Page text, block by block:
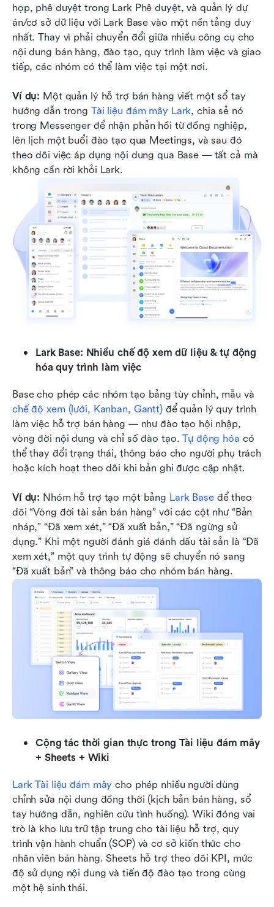
họp, phê duyệt trong Lark Phê duyệt, và quản lý dự
án/cơ sở dữ liệu với Lark Base vào một nền tảng duy
nhất. Thay vì phải chuyển đổi giữa nhiều công cụ cho
nội dung bán hàng, đào tạo, quy trình làm việc và giao
tiếp, các nhóm có thể làm việc tại một nơi.
Ví dụ: Một quản lý hỗ trợ bán hàng viết một sổ tay
hướng dẫn trong Tài liệu đám mây Lark, chia sẻ nó
trong Messenger để nhận phản hồi từ đồng nghiệp,
lên lịch một buổi đào tạo qua Meetings, và sau đó
theo dõi việc áp dụng nội dung qua Base — tất cả mà
không cần rời khỏi Lark.
Lark Base: Nhiều chế độ xem dữ liệu & tự động
hóa quy trình làm việc
chế độ xem (lưới, Kanban, Gantt) để quản lý quy trình
làm việc hỗ trợ bán hàng — như đào tạo hội nhập,
vòng đời nội dung và chỉ số đào tạo. Tự động hóa có
thể thay đổi trạng thái, thông báo cho người phụ trách
hoặc kích hoạt theo dõi khi bản ghi được cập nhật.
Ví dụ: Nhóm hỗ trợ tạo một bảng Lark Base để theo
dõi “Vòng đời tài sản bán hàng” với các cột như “Bản
nháp,” “Đã xem xét,” “Đã xuất bản,” “Đã ngừng sử
dụng.” Khi một người đánh giá đánh dấu tài sản là “Đã
xem xét,” một quy trình tự động sẽ chuyển nó sang
“Đã xuất bản” và thông báo cho nhóm bán hàng.
Cộng tác thời gian thực trong Tài liệu đám mây
+ Sheets + Wiki
Lark Tài liệu đám mây cho phép nhiều người dùng
chỉnh sửa nội dung đồng thời (kịch bản bán hàng, sổ
tay hướng dẫn, nghiên cứu tình huống). Wiki đóng vai
trò là kho lưu trữ tập trung cho tài liệu hỗ trợ, quy
trình vận hành chuẩn (SOP) và cơ sở kiến thức cho
nhân viên bán hàng. Sheets hỗ trợ theo dõi KPI, mức
độ sử dụng nội dung và tiến độ đào tạo trong cùng
một hệ sinh thái.